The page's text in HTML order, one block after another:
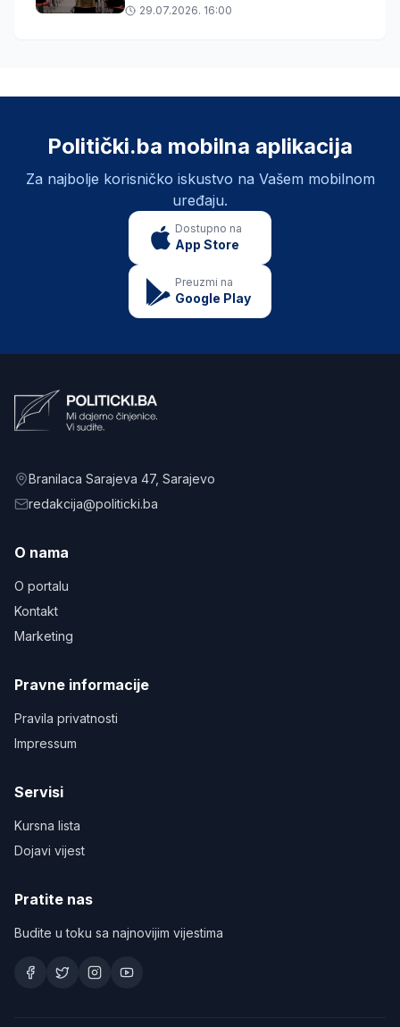
dokaza
29.07.2026. 16:00
Politički.ba mobilna aplikacija
Za najbolje korisničko iskustvo na Vašem mobilnom
uređaju.
Dostupno na
App Store
Preuzmi na
Google Play
Branilaca Sarajeva 47, Sarajevo
redakcija@politicki.ba
O nama
O portalu
Kontakt
Marketing
Pravne informacije
Pravila privatnosti
Impressum
Servisi
Kursna lista
Dojavi vijest
Pratite nas
Budite u toku sa najnovijim vijestima